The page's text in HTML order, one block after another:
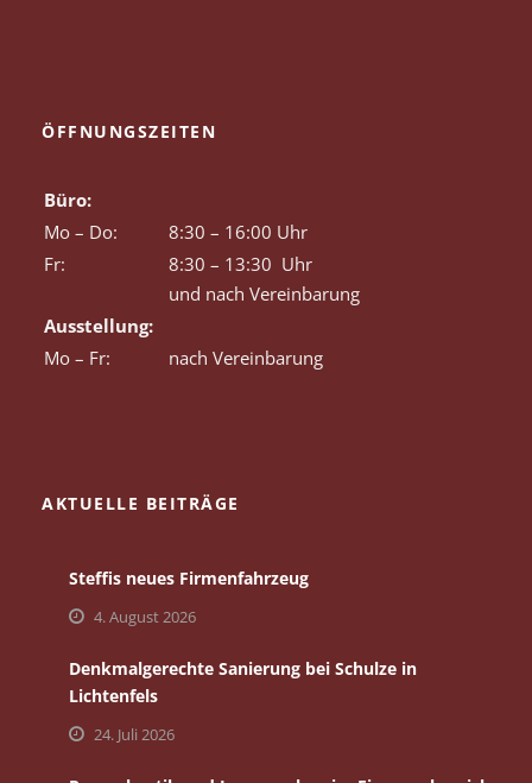
ÖFFNUNGSZEITEN
Büro:
Mo – Do:
8:30 – 16:00 Uhr
Fr:
8:30 – 13:30 Uhr
und nach Vereinbarung
Ausstellung:
Mo – Fr:
nach Vereinbarung
AKTUELLE BEITRÄGE
Steffis neues Firmenfahrzeug
4. August 2026
Denkmalgerechte Sanierung bei Schulze in
Lichtenfels
24. Juli 2026